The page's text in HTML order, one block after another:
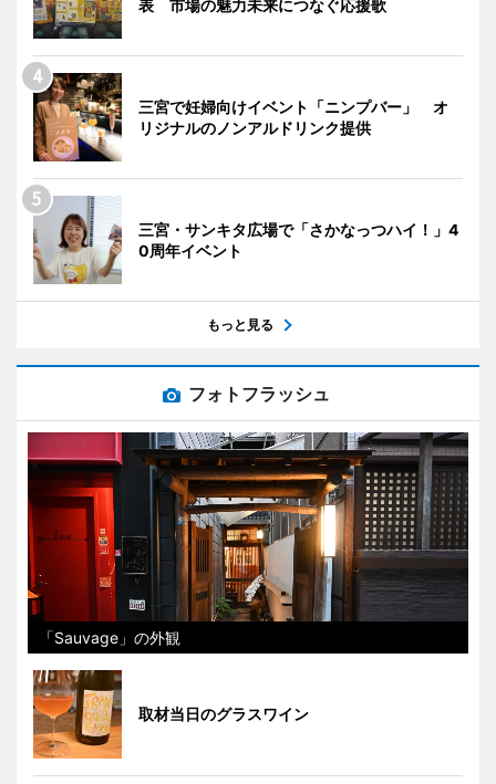
表 市場の魅力未来につなぐ応援歌
三宮で妊婦向けイベント「ニンプバー」 オ
リジナルのノンアルドリンク提供
三宮・サンキタ広場で「さかなっつハイ！」4
0周年イベント
もっと見る
フォトフラッシュ
「Sauvage」の外観
取材当日のグラスワイン